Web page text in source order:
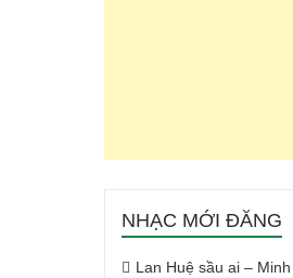
NHẠC MỚI ĐĂNG
Lan Huệ sầu ai –